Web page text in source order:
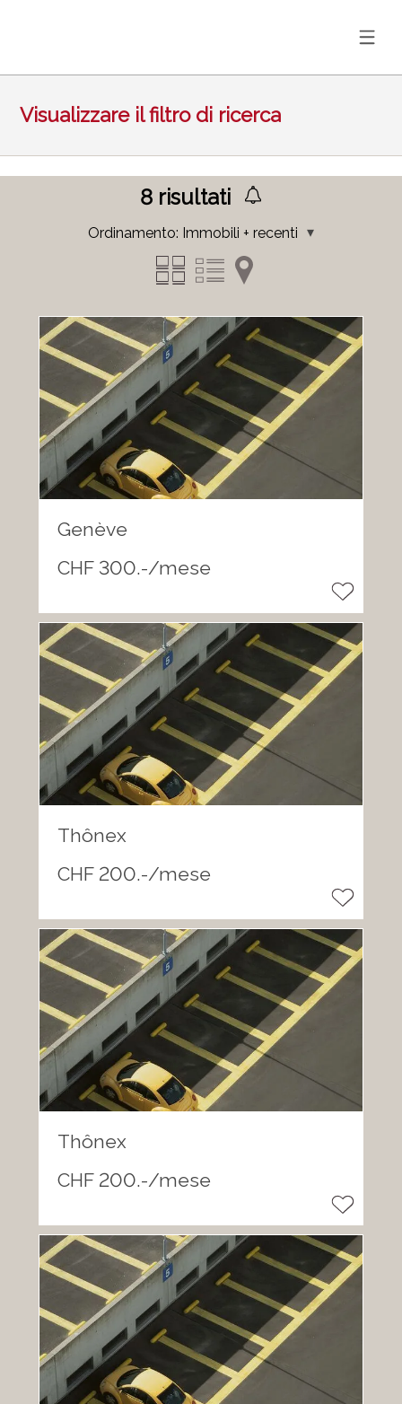
Visualizzare il filtro di ricerca
8risultati
Ordinamento: Immobili + recenti
Genève
CHF 300.-/mese
Thônex
CHF 200.-/mese
Thônex
CHF 200.-/mese